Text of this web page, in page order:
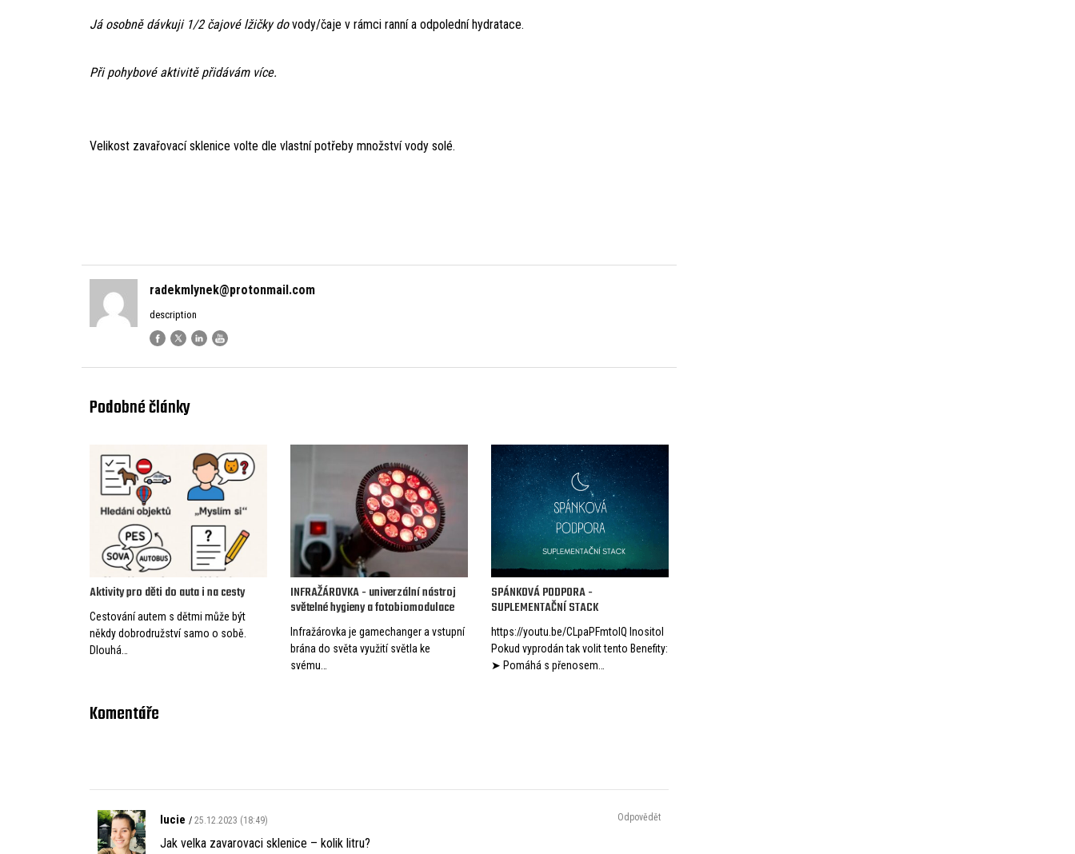
Já osobně dávkuji 1/2 čajové lžičky dovody/čaje v rámci ranní a odpolední hydratace.
Při pohybové aktivitě přidávám více.
Velikost zavařovací sklenice volte dle vlastní potřeby množství vody solé.
radekmlynek@protonmail.com
description
Podobné články
Aktivity pro děti do auta i na cesty
Cestování autem s dětmi může být
někdy dobrodružství samo o sobě.
Dlouhá…
INFRAŽÁROVKA - univerzální nástroj
světelné hygieny a fotobiomodulace
Infražárovka je gamechanger a vstupní
brána do světa využití světla ke
svému…
SPÁNKOVÁ PODPORA -
SUPLEMENTAČNÍ STACK
https://youtu.be/CLpaPFmtoIQ Inositol
Pokud vyprodán tak volit tento Benefity:
➤ Pomáhá s přenosem…
Komentáře
lucie 25.12.2023 (18:49)
Jak velka zavarovaci sklenice – kolik litru?
Odpovědět